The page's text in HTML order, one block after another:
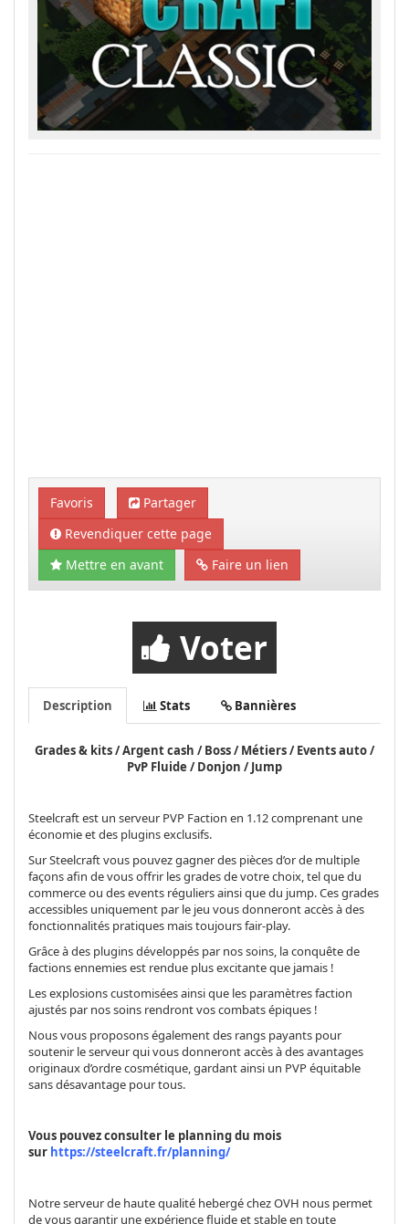
Favoris
Partager
Revendiquer cette page
Mettre en avant
Faire un lien
Voter
Description Stats Bannières
Grades & kits / Argent cash / Boss / Métiers / Events auto /
PvP Fluide / Donjon / Jump
Steelcraft est un serveur PVP Faction en 1.12 comprenant une
économie et des plugins exclusifs.
Sur Steelcraft vous pouvez gagner des pièces d’or de multiple
façons afin de vous offrir les grades de votre choix, tel que du
commerce ou des events réguliers ainsi que du jump. Ces grades
accessibles uniquement par le jeu vous donneront accès à des
fonctionnalités pratiques mais toujours fair-play.
Grâce à des plugins développés par nos soins, la conquête de
factions ennemies est rendue plus excitante que jamais !
Les explosions customisées ainsi que les paramètres faction
ajustés par nos soins rendront vos combats épiques !
Nous vous proposons également des rangs payants pour
soutenir le serveur qui vous donneront accès à des avantages
originaux d’ordre cosmétique, gardant ainsi un PVP équitable
sans désavantage pour tous.
Vous pouvez consulter le planning du mois
sur https://steelcraft.fr/planning/
Notre serveur de haute qualité hebergé chez OVH nous permet
de vous garantir une expérience fluide et stable en toute